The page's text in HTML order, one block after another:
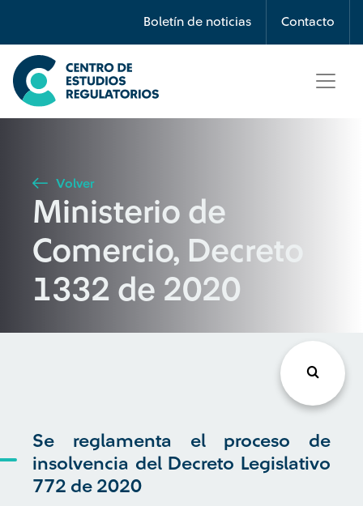
Boletín de noticias Contacto
Búsqueda
Seleccione país
Buscar
Volver
Ministerio de
Comercio, Decreto
1332 de 2020
Se reglamenta el proceso de
insolvencia del Decreto Legislativo
772 de 2020